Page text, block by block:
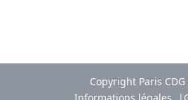
Copyright Paris